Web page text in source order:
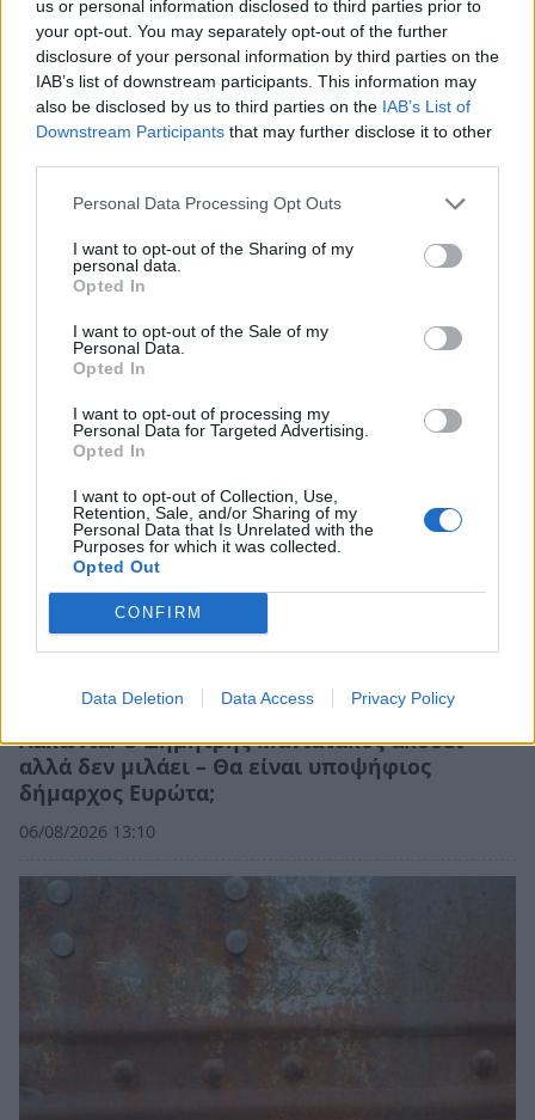
us or personal information disclosed to third parties prior to
your opt-out. You may separately opt-out of the further
disclosure of your personal information by third parties on the
IAB’s list of downstream participants. This information may
also be disclosed by us to third parties on the IAB’s List of
Downstream Participants that may further disclose it to other
Personal Data Processing Opt Outs
I want to opt-out of the Sharing of my
personal data.
Opted In
I want to opt-out of the Sale of my
Personal Data.
Opted In
I want to opt-out of processing my
Personal Data for Targeted Advertising.
Opted In
I want to opt-out of Collection, Use,
Retention, Sale, and/or Sharing of my
Personal Data that Is Unrelated with the
Purposes for which it was collected.
Opted Out
CONFIRM
Data Deletion Data Access Privacy Policy
Ανδρεάκος: «Δεν με ενδιαφέρει το πολιτικό
κόστος αλλά να υπάρχει νερό σήμερα, αύριο
και στο μέλλον»
08/08/2026 08:38
Λακωνία: Ο Δημήτρης Μανιατάκος ακούει
αλλά δεν μιλάει – Θα είναι υποψήφιος
δήμαρχος Ευρώτα;
06/08/2026 13:10